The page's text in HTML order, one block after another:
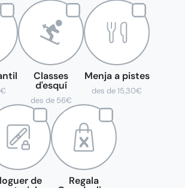
Classes
d'esquí
des de 56€
Menja a pistes
des de 15,30€
de Regala